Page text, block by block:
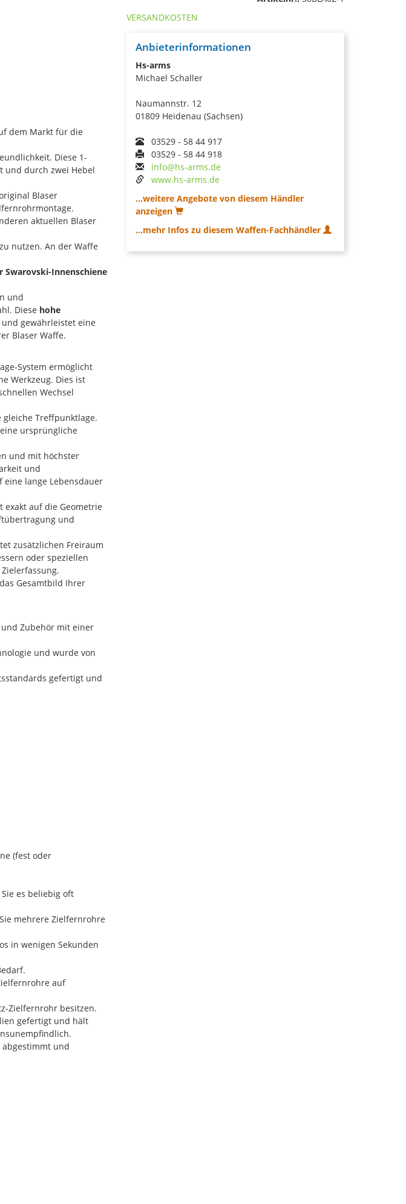
dem Markt für die
Diese 1-
und durch zwei Hebel
Blaser
aktuellen Blaser
nutzen. An der Waffe
Swarovski-Innenschiene
und
Diese hohe
gewährleistet eine
Blaser Waffe.
System ermöglicht
Werkzeug. Dies ist
Wechsel
gleiche Treffpunktlage.
ursprüngliche
und mit höchster
und
lange Lebensdauer
exakt auf die Geometrie
und
zusätzlichen Freiraum
oder speziellen
Gesamtbild Ihrer
Zubehör mit einer
und wurde von
gefertigt und
(fest oder
es beliebig oft
mehrere Zielfernrohre
in wenigen Sekunden
auf
Zielfernrohr besitzen.
gefertigt und hält
abgestimmt und
VERSANDKOSTEN
Anbieterinformationen
Hs-arms
Michael Schaller
Naumannstr. 12
01809 Heidenau (Sachsen)
03529 - 58 44 917
03529 - 58 44 918
info@hs-arms.de
www.hs-arms.de
...weitere Angebote von diesem Händler
anzeigen
...mehr Infos zu diesem Waffen-Fachhändler